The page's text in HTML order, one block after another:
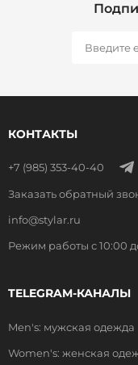
КОНТАКТЫ
+7 (985) 353-40-40
Заказать обратный
info@stylar.ru
Режим работы с 10:00
TELEGRAM-КАНАЛЫ
Men's: мужская одежда
Women's: женская